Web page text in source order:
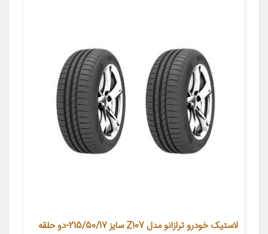
لاستیک خودرو ترازانو مدل Z107 سایز 215/50/17-دو حلقه